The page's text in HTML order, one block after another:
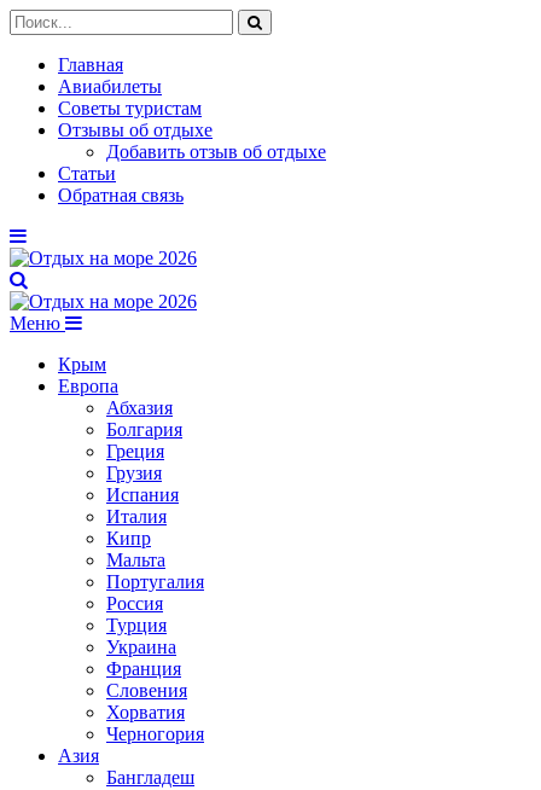
Главная
Авиабилеты
Советы туристам
Отзывы об отдыхе
Добавить отзыв об отдыхе
Статьи
Обратная связь
Меню
Крым
Европа
Абхазия
Болгария
Греция
Грузия
Испания
Италия
Кипр
Мальта
Португалия
Россия
Турция
Украина
Франция
Словения
Хорватия
Черногория
Азия
Бангладеш